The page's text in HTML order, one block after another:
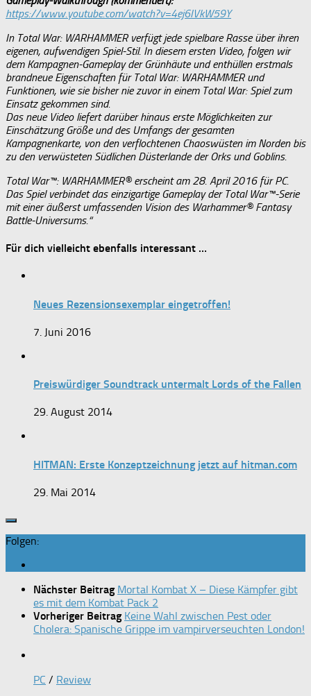
https://www.youtube.com/watch?v=4ej6IVkW59Y
In Total War: WARHAMMER verfügt jede spielbare Rasse über ihren
eigenen, aufwendigen Spiel-Stil. In diesem ersten Video, folgen wir
dem Kampagnen-Gameplay der Grünhäute und enthüllen erstmals
brandneue Eigenschaften für Total War: WARHAMMER und
Funktionen, wie sie bisher nie zuvor in einem Total War: Spiel zum
Einsatz gekommen sind.
Das neue Video liefert darüber hinaus erste Möglichkeiten zur
Einschätzung Größe und des Umfangs der gesamten
Kampagnenkarte, von den verflochtenen Chaoswüsten im Norden bis
zu den verwüsteten Südlichen Düsterlande der Orks und Goblins.
Total War™: WARHAMMER® erscheint am 28. April 2016 für PC.
Das Spiel verbindet das einzigartige Gameplay der Total War™-Serie
mit einer äußerst umfassenden Vision des Warhammer® Fantasy
Battle-Universums.“
Für dich vielleicht ebenfalls interessant …
Neues Rezensionsexemplar eingetroffen!
7. Juni 2016
Preiswürdiger Soundtrack untermalt Lords of the Fallen
29. August 2014
HITMAN: Erste Konzeptzeichnung jetzt auf hitman.com
29. Mai 2014
Folgen:
Nächster Beitrag Mortal Kombat X – Diese Kämpfer gibt
es mit dem Kombat Pack 2
Vorheriger Beitrag Keine Wahl zwischen Pest oder
Cholera: Spanische Grippe im vampirverseuchten London!
PC / Review